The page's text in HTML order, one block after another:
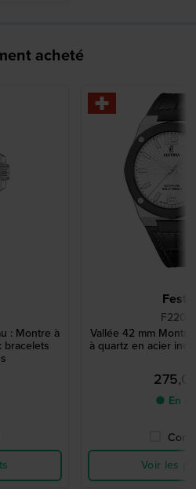
acheté
: Montre à
bracelets
Vallée 42 mm
à quartz en acier
● En
Voir les